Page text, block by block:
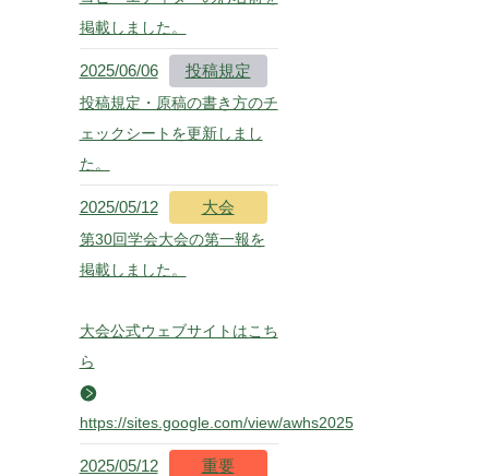
掲載しました。
2025/06/06 投稿規定
投稿規定・原稿の書き方のチ
ェックシートを更新しまし
た。
2025/05/12 大会
第30回学会大会の第一報を
掲載しました。
大会公式ウェブサイトはこち
ら
https://sites.google.com/view/awhs2025
2025/05/12 重要